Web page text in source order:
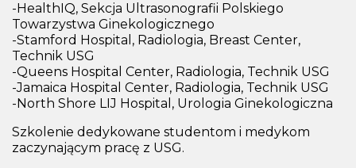
-HealthIQ, Sekcja Ultrasonografii Polskiego
Towarzystwa Ginekologicznego
-Stamford Hospital, Radiologia, Breast Center,
Technik USG
-Queens Hospital Center, Radiologia, Technik USG
-Jamaica Hospital Center, Radiologia, Technik USG
-North Shore LIJ Hospital, Urologia Ginekologiczna
Szkolenie dedykowane studentom i medykom
zaczynającym pracę z USG.